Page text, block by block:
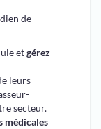
de
etgérez
leurs
secteur.
médicales